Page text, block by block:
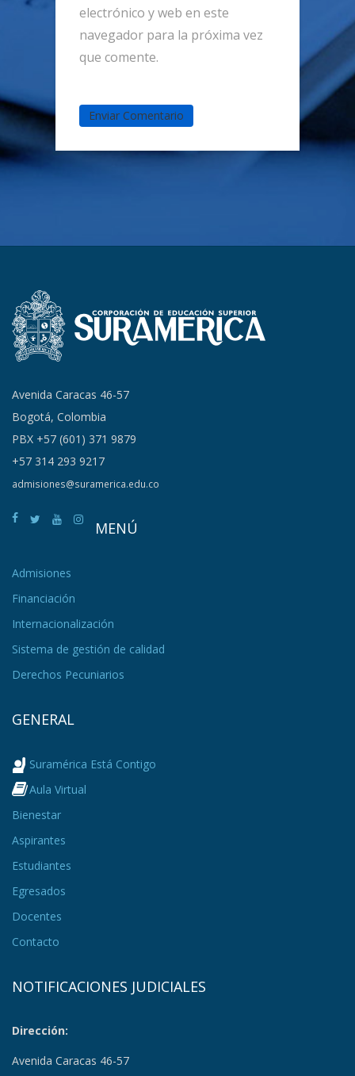
electrónico y web en este
navegador para la próxima vez
que comente.
Avenida Caracas 46-57
Bogotá, Colombia
PBX +57 (601) 371 9879
+57 314 293 9217
admisiones@suramerica.edu.co
MENÚ
Admisiones
Financiación
Internacionalización
Sistema de gestión de calidad
Derechos Pecuniarios
GENERAL
Suramérica Está Contigo
Aula Virtual
Bienestar
Aspirantes
Estudiantes
Egresados
Docentes
Contacto
NOTIFICACIONES JUDICIALES
Dirección:
Avenida Caracas 46-57